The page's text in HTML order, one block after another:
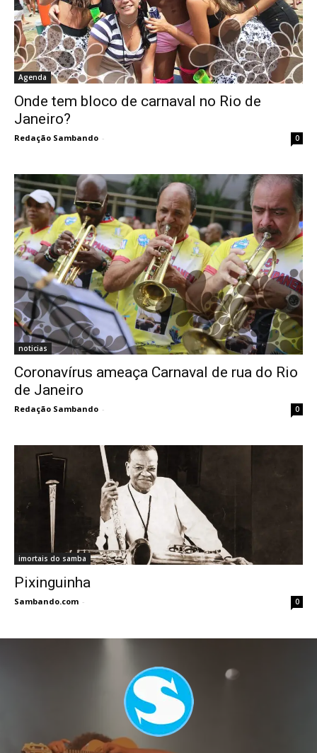
Agenda
Onde tem bloco de carnaval no Rio de
Janeiro?
Redação Sambando - 0
noticias
Coronavírus ameaça Carnaval de rua do Rio
de Janeiro
Redação Sambando - 0
imortais do samba
Pixinguinha
Sambando.com - 0